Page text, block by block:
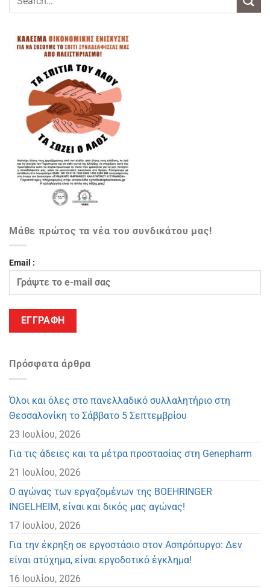
Μάθε πρώτος τα νέα του συνδικάτου μας!
Email :
Πρόσφατα άρθρα
Όλοι και όλες στο πανελλαδικό συλλαλητήριο στη
Θεσσαλονίκη το Σάββατο 5 Σεπτεμβρίου
23 Ιουλίου, 2026
Για τις άδειες και τα μέτρα προστασίας στη Genepharm
21 Ιουλίου, 2026
Ο αγώνας των εργαζομένων της BOEHRINGER
INGELHEIM, είναι και δικός μας αγώνας!
17 Ιουλίου, 2026
Για την έκρηξη σε εργοστάσιο στον Ασπρόπυργο: Δεν
είναι ατύχημα, είναι εργοδοτικό έγκλημα!
16 Ιουλίου, 2026